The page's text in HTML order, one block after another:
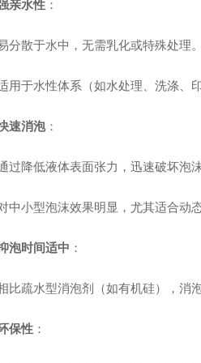
亲水性 ：
分散于水中，无需乳化或特殊处理。
用于水性体系（如水处理、洗涤、
速消泡：
过降低液体表面张力，迅速破坏泡沫
中小型泡沫效果明显，尤其适合动
泡时间适中 ：
比疏水型消泡剂（如有机硅），消
保性 ：